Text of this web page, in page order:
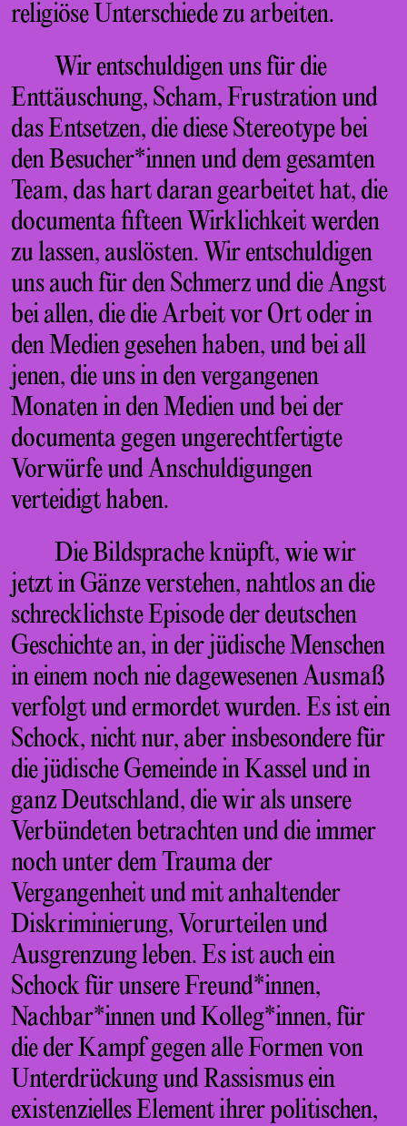
religiöse Unterschiede zu arbeiten.
Wir entschuldigen uns für die
Enttäuschung, Scham, Frustration und
das Entsetzen, die diese Stereotype bei
den Besucher*innen und dem gesamten
Team, das hart daran gearbeitet hat, die
documenta fifteen Wirklichkeit werden
zu lassen, auslösten. Wir entschuldigen
uns auch für den Schmerz und die Angst
bei allen, die die Arbeit vor Ort oder in
den Medien gesehen haben, und bei all
jenen, die uns in den vergangenen
Monaten in den Medien und bei der
documenta gegen ungerechtfertigte
Vorwürfe und Anschuldigungen
verteidigt haben.
Die Bildsprache knüpft, wie wir
jetzt in Gänze verstehen, nahtlos an die
schrecklichste Episode der deutschen
Geschichte an, in der jüdische Menschen
in einem noch nie dagewesenen Ausmaß
verfolgt und ermordet wurden. Es ist ein
Schock, nicht nur, aber insbesondere für
die jüdische Gemeinde in Kassel und in
ganz Deutschland, die wir als unsere
Verbündeten betrachten und die immer
noch unter dem Trauma der
Vergangenheit und mit anhaltender
Diskriminierung, Vorurteilen und
Ausgrenzung leben. Es ist auch ein
Schock für unsere Freund*innen,
Nachbar*innen und Kolleg*innen, für
die der Kampf gegen alle Formen von
Unterdrückung und Rassismus ein
existenzielles Element ihrer politischen,